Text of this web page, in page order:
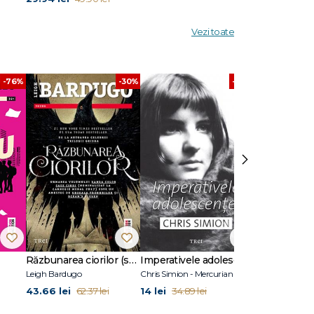
Vezi toate
-76% -30%
Răzbunarea ciorilor (seria Banda celor șase ciori, vol. 2)
Leigh Bardugo
43.66 lei 62.37 lei
-60%
Chris Simion - Mercurian
14 lei 34.89 lei
›